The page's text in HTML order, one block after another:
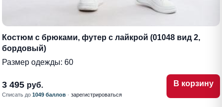
Костюм с брюками, футер с лайкрой (01048 вид 2,
бордовый)
Размер одежды: 60
3 495 руб.
Списать до 1049 баллов · зарегистрироваться
В корзину